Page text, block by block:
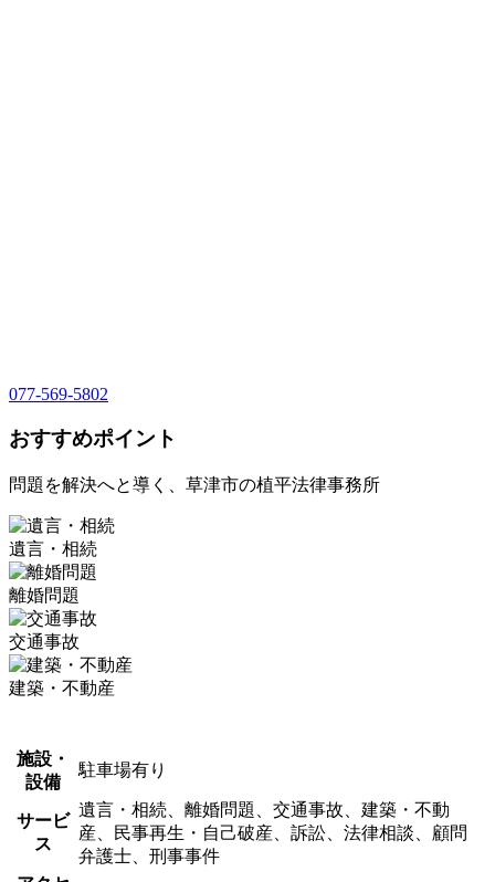
077-569-5802
おすすめポイント
問題を解決へと導く、草津市の植平法律事務所
遺言・相続
離婚問題
交通事故
建築・不動産
施設・
設備
駐車場有り
サービ
ス
遺言・相続、離婚問題、交通事故、建築・不動
産、民事再生・自己破産、訴訟、法律相談、顧問
弁護士、刑事事件